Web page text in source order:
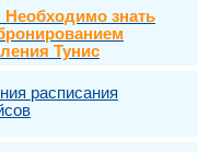
Необходимо знать
Тунис
расписания